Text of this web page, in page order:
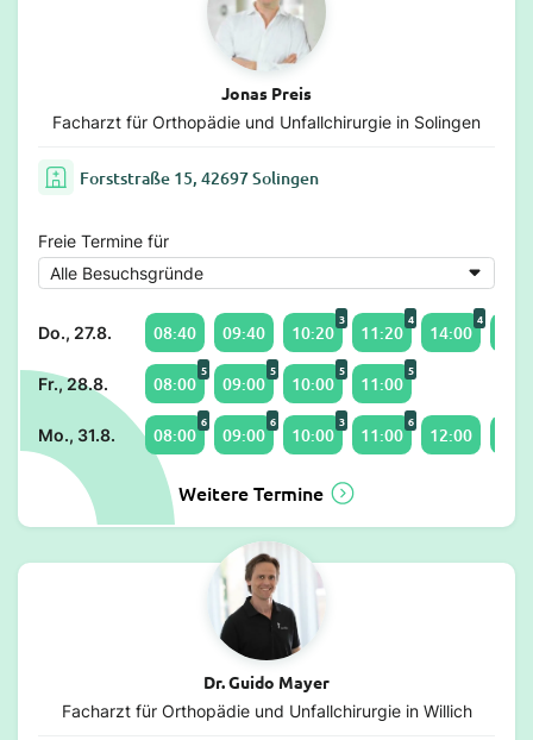
Jonas Preis
Facharzt für Orthopädie und Unfallchirurgie in Solingen
Forststraße 15, 42697 Solingen
Freie Termine für
Do., 27.8. 08:40 09:40 10:20
3
11:20
4
14:00
4
Fr., 28.8. 08:00
5
09:00
5
10:00
5
11:00
5
Mo., 31.8. 08:00
6
09:00
6
10:00
3
11:00
6
12:00
Weitere Termine
Dr. Guido Mayer
Facharzt für Orthopädie und Unfallchirurgie in Willich